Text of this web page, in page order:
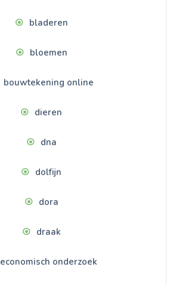
bladeren
bloemen
bouwtekening online
dieren
dna
dolfijn
dora
draak
economisch onderzoek